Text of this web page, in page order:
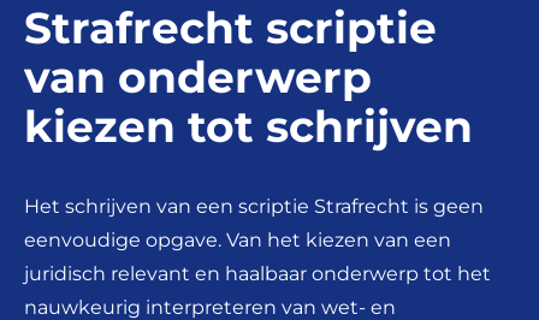
Strafrecht scriptie
van onderwerp
kiezen tot schrijven
Het schrijven van een scriptie Strafrecht is geen
eenvoudige opgave. Van het kiezen van een
juridisch relevant en haalbaar onderwerp tot het
nauwkeurig interpreteren van wet- en